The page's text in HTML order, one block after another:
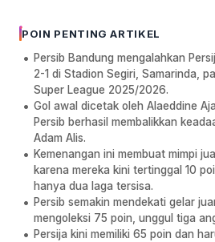
POIN PENTING ARTIKEL
Persib Bandung mengalahkan
2-1 di Stadion Segiri, Samarinda,
Super League 2025/2026.
Gol awal dicetak oleh Alaeddine
Persib berhasil membalikkan
Adam Alis.
Kemenangan ini membuat mimpi
karena mereka kini tertinggal 10
hanya dua laga tersisa.
Persib semakin mendekati gelar
mengoleksi 75 poin, unggul tiga
Persija kini memiliki 65 poin dan